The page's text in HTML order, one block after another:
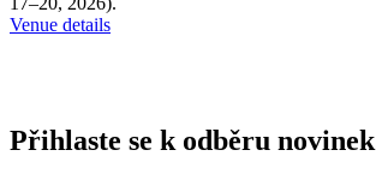
Venue details
Přihlaste se k odběru novinek